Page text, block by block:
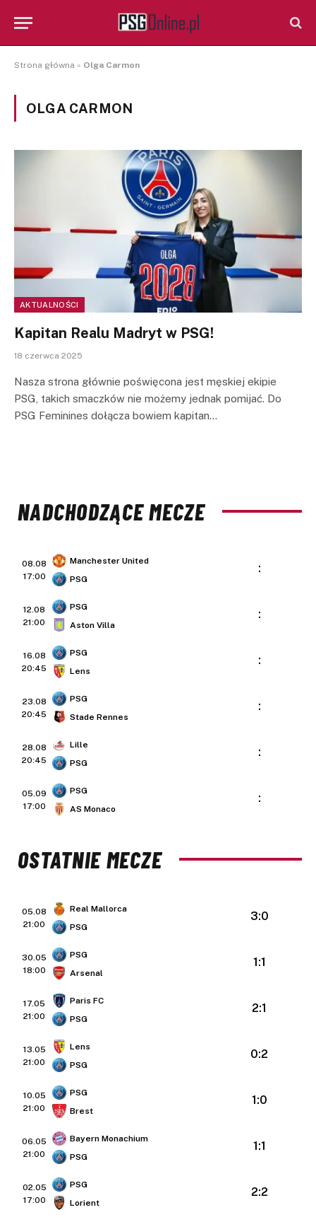
Strona główna » Olga Carmon
OLGA CARMON
AKTUALNOŚCI
Kapitan Realu Madryt w PSG!
18 czerwca 2025
Nasza strona głównie poświęcona jest męskiej ekipie
PSG, takich smaczków nie możemy jednak pomijać. Do
PSG Feminines dołącza bowiem kapitan…
NADCHODZĄCE MECZE
08.08
17:00
Manchester United
PSG
:
12.08
21:00
PSG
Aston Villa
:
16.08
20:45
PSG
Lens
:
23.08
20:45
PSG
Stade Rennes
:
28.08
20:45
Lille
PSG
:
05.09
17:00
PSG
AS Monaco
:
OSTATNIE MECZE
05.08
21:00
Real Mallorca
PSG
3:0
30.05
18:00
PSG
Arsenal
1:1
17.05
21:00
Paris FC
PSG
2:1
13.05
21:00
Lens
PSG
0:2
10.05
21:00
PSG
Brest
1:0
06.05
21:00
Bayern Monachium
PSG
1:1
02.05
17:00
PSG
Lorient
2:2